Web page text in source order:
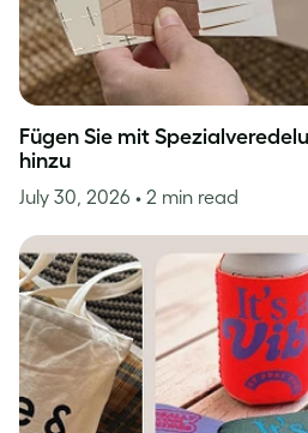
Fügen Sie mit
hinzu
July 30, 2026 • 2 min read